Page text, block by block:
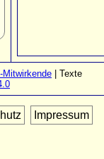
Mitwirkende | Texte
Impressum